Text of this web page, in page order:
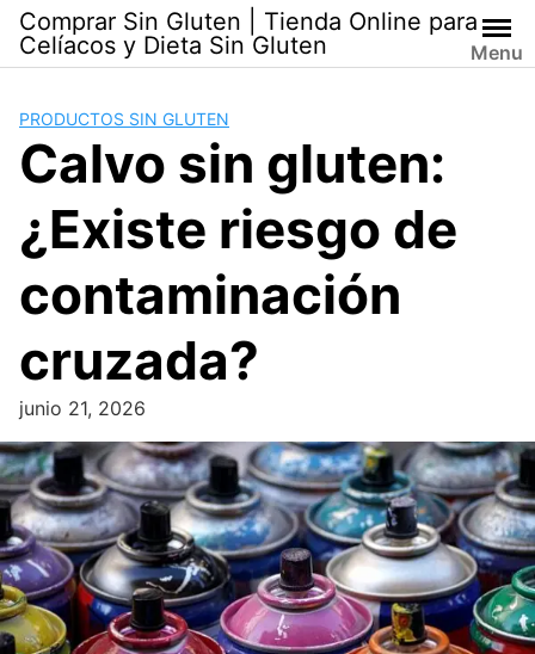
Skip
content
Comprar Sin Gluten | Tienda Online para
Celíacos y Dieta Sin Gluten
Menu
PRODUCTOS SIN GLUTEN
Calvo sin gluten:
¿Existe riesgo de
contaminación
cruzada?
junio 21, 2026